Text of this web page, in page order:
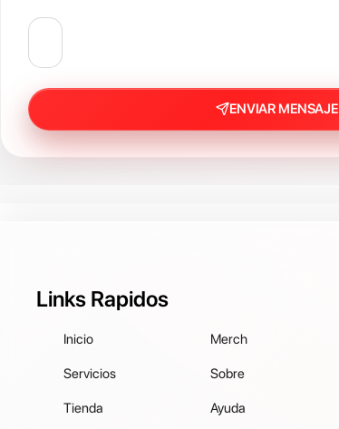
ENVIAR MENSAJE
Links Rapidos
Inicio
Servicios
Tienda
Merch
Sobre
Ayuda